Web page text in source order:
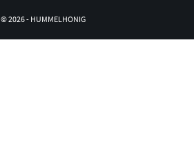
© 2026 - HUMMELHONIG